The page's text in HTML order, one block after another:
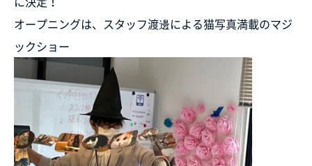
オープニングは、スタッフ渡邊による猫写真満載のマジ
ックショー